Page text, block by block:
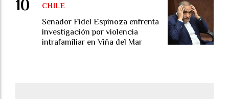
Senador Fidel Espinoza enfrenta
investigación por violencia
intrafamiliar en Viña del Mar
CHILE